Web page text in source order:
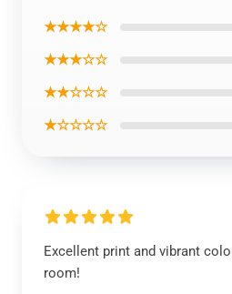
★★★★☆
★★★☆☆
★★☆☆☆
★☆☆☆☆
Excellent print and vibrant
room!